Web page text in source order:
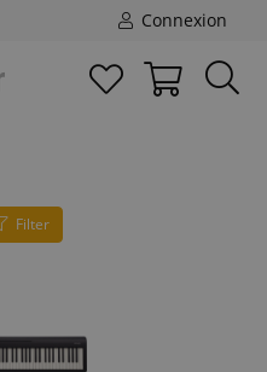
Connexion
Filter